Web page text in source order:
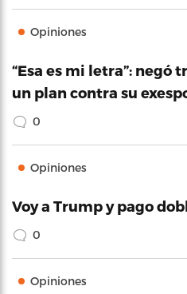
Opiniones
“Esa es mi letra”: negó
un plan contra su
0
Opiniones
Voy a Trump y pago
0
Opiniones